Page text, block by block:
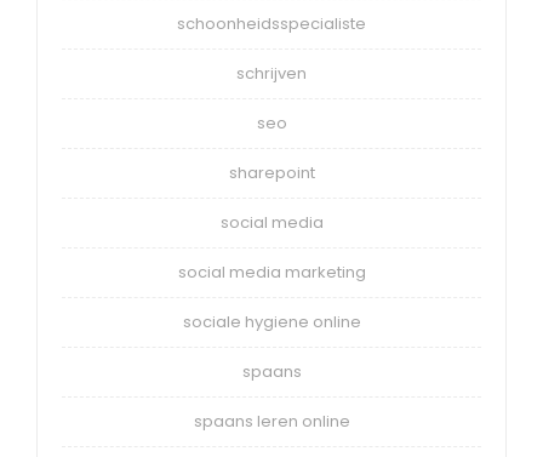
schoonheidsspecialiste
schrijven
seo
sharepoint
social media
social media marketing
sociale hygiene online
spaans
spaans leren online